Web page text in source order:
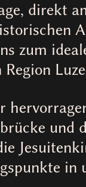
direkt
zum
und
in